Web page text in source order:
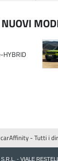
HYBRID
- Tutti i
- VIALE